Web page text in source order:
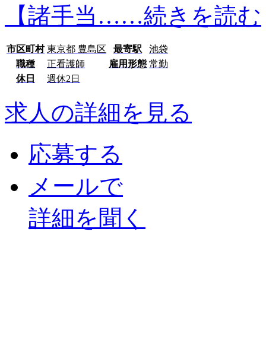
【諸手当……続きを読む
市区町村 東京都 豊島区 最寄駅
池袋
職種
正看護師 雇用形態 常勤
休日
週休2日
求人の詳細を見る
応募する
メールで
詳細を聞く